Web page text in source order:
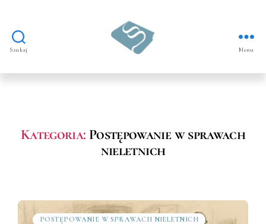
Szukaj
dla
Menu
Kategoria: Postępowanie w sprawach
nieletnich
POSTĘPOWANIE W SPRAWACH NIELETNICH